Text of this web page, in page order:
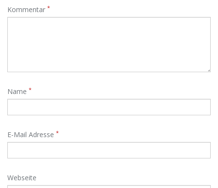
Kommentar *
Name *
E-Mail Adresse *
Webseite